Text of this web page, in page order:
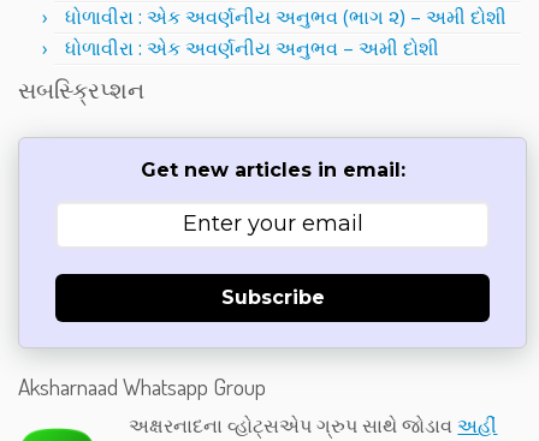
ધોળાવીરા : એક અવર્ણનીય અનુભવ (ભાગ ૨) – અમી દોશી
ધોળાવીરા : એક અવર્ણનીય અનુભવ – અમી દોશી
સબસ્ક્રિપ્શન
Get new articles in email:
Subscribe
Aksharnaad Whatsapp Group
અક્ષરનાદના વ્હોટ્સએપ ગ્રુપ સાથે જોડાવઅહીં